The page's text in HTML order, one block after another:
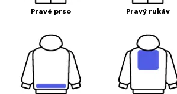
Pravé prso Pravý rukáv